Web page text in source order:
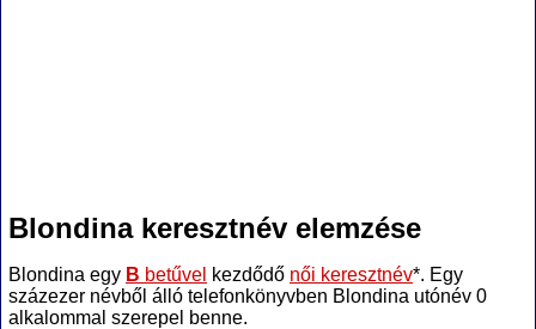
Blondina keresztnév elemzése
Blondina egy B betűvel kezdődő női keresztnév*. Egy
százezer névből álló telefonkönyvben Blondina utónév 0
alkalommal szerepel benne.